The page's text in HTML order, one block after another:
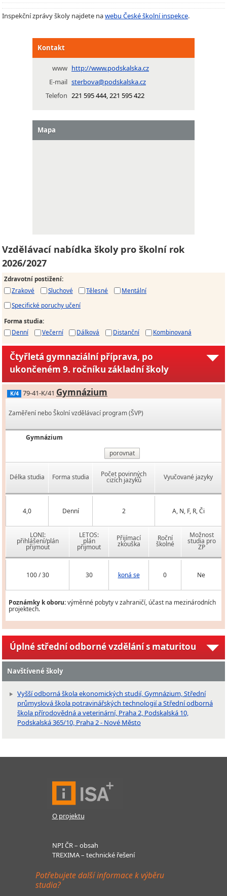
Inspekční zprávy školy najdete nawebu České školní inspekce.
Kontakt
www http://www.podskalska.cz
E-mail sterbova@podskalska.cz
Telefon 221 595 444, 221 595 422
Mapa
Vzdělávací nabídka školy pro školní rok
2026/2027
Zdravotní postižení:
Zrakové
Sluchové Tělesné
Mentální
Specifické poruchy učení
Forma studia:
Denní
Večerní Dálková Distanční Kombinovaná
Čtyřletá gymnaziální příprava, po
ukončeném 9. ročníku základní školy
K/4 79-41-K/41 Gymnázium
Zaměření nebo Školní vzdělávací program (ŠVP)
Gymnázium
porovnat
Délka studia Forma studia Počet povinných
cizích jazyků Vyučované jazyky
4,0 Denní 2 A, N, F, R, Či
LONI:
přihlášení/plán
přijmout
LETOS:
plán
přijmout
Přijímací
zkouška
Roční
školné
Možnost
studia pro
ZP
100 / 30 30 koná se 0 Ne
Poznámky k oboru:výměnné pobyty v zahraničí, účast na mezinárodních
projektech.
Úplné střední odborné vzdělání s maturitou
Navštívené školy
Vyšší odborná škola ekonomických studií, Gymnázium, Střední
průmyslová škola potravinářských technologií a Střední odborná
škola přírodovědná a veterinární, Praha 2, Podskalská 10,
Podskalská 365/10, Praha 2 - Nové Město
O projektu
NPI ČR – obsah
TREXIMA – technické řešení
Potřebujete další informace k výběru
studia?